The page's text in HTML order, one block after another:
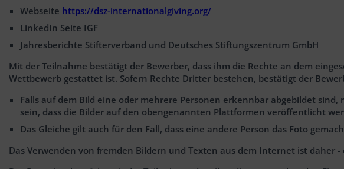
Webseite https://dsz-internationalgiving.org/
LinkedIn Seite IGF
Jahresberichte Stifterverband und Deutsches Stiftungszentrum GmbH
Mit der Teilnahme bestätigt der Bewerber, dass ihm die Rechte an dem
Wettbewerb gestattet ist. Sofern Rechte Dritter bestehen, bestätigt der
Falls auf dem Bild eine oder mehrere Personen erkennbar abgebildet
sein, dass die Bilder auf den obengenannten Plattformen veröffentlicht
Das Gleiche gilt auch für den Fall, dass eine andere Person das Foto
Das Verwenden von fremden Bildern und Texten aus dem Internet ist daher